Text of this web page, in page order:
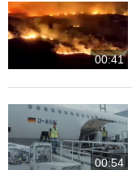
00:41
00:54